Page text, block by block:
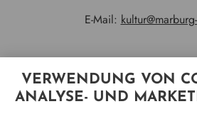
VERWENDUNG VON
ANALYSE- UND
E-Mail:
Quicklinks